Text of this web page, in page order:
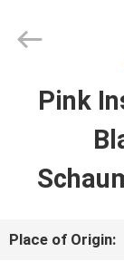
VIDEOS
Fine
Pink
Place of Origin: